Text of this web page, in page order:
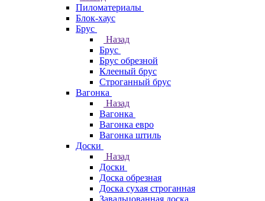
Пиломатериалы
Блок-хаус
Брус
Назад
Брус
Брус обрезной
Клееный брус
Строганный брус
Вагонка
Назад
Вагонка
Вагонка евро
Вагонка штиль
Доски
Назад
Доски
Доска обрезная
Доска сухая строганная
Завальцованная доска